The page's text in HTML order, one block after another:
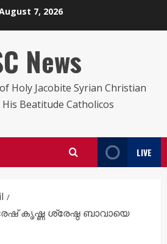
7, 2026
News
Holy Jacobite Syrian Christian
Beatitude Catholicos
LIVE
കൃഷ്ണ ശ്രേഷ്ഠ ബാവായെ